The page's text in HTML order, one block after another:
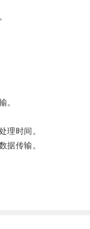
。
理时间。
据传输。